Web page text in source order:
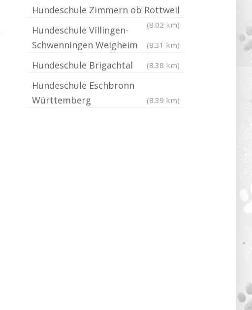
Hundeschule Zimmern ob Rottweil
(8.02 km)
Hundeschule Villingen-
Schwenningen Weigheim
(8.31 km)
Hundeschule Brigachtal (8.38 km)
Hundeschule Eschbronn
Württemberg
(8.39 km)